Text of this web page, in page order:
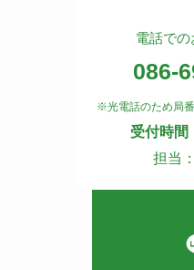
電話で
086-
※光電話のため局
受付時間
担当